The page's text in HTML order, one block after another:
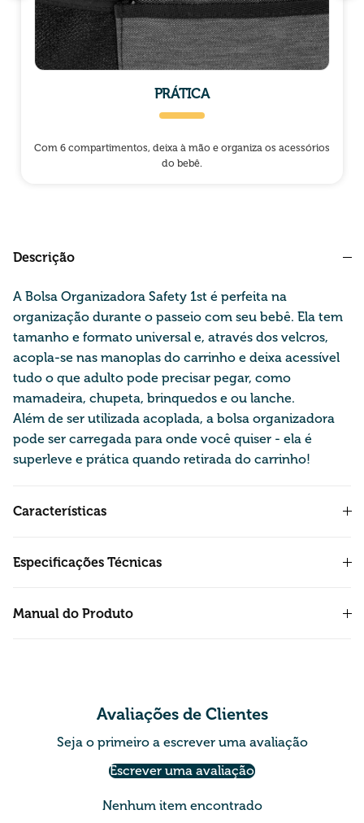
PRÁTICA
Com 6 compartimentos, deixa à mão e organiza os acessórios
do bebê.
Descrição
A Bolsa Organizadora Safety 1st é perfeita na
organização durante o passeio com seu bebê. Ela tem
tamanho e formato universal e, através dos velcros,
acopla-se nas manoplas do carrinho e deixa acessível
tudo o que adulto pode precisar pegar, como
mamadeira, chupeta, brinquedos e ou lanche.
Além de ser utilizada acoplada, a bolsa organizadora
pode ser carregada para onde você quiser - ela é
superleve e prática quando retirada do carrinho!
Características
Especificações Técnicas
Manual do Produto
Avaliações de Clientes
Seja o primeiro a escrever uma avaliação
Escrever uma avaliação
Nenhum item encontrado